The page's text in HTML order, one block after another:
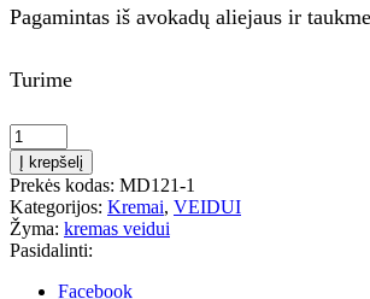
Pagamintas iš avokadų aliejaus ir
Turime
produkto
kiekis:
Maitinamasis
kremas
Į krepšelį
Prekės kodas: MD121-1
Kategorijos: Kremai, VEIDUI
Žyma: kremas veidui
Pasidalinti:
Facebook